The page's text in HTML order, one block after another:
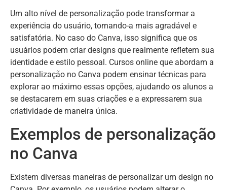
Um alto nível de personalização pode transformar a
experiência do usuário, tornando-a mais agradável e
satisfatória. No caso do Canva, isso significa que os
usuários podem criar designs que realmente refletem sua
identidade e estilo pessoal. Cursos online que abordam a
personalização no Canva podem ensinar técnicas para
explorar ao máximo essas opções, ajudando os alunos a
se destacarem em suas criações e a expressarem sua
criatividade de maneira única.
Exemplos de personalização
no Canva
Existem diversas maneiras de personalizar um design no